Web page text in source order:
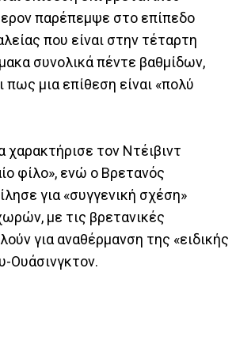
παρέπεμψε στο επίπεδο
που είναι στην τέταρτη
συνολικά πέντε βαθμίδων,
πως μια επίθεση είναι «πολύ
τον Ντέιβιντ
φίλο», ενώ ο Βρετανός
για «συγγενική σχέση»
με τις βρετανικές
για αναθέρμανση της «ειδικής
Ουάσινγκτον.